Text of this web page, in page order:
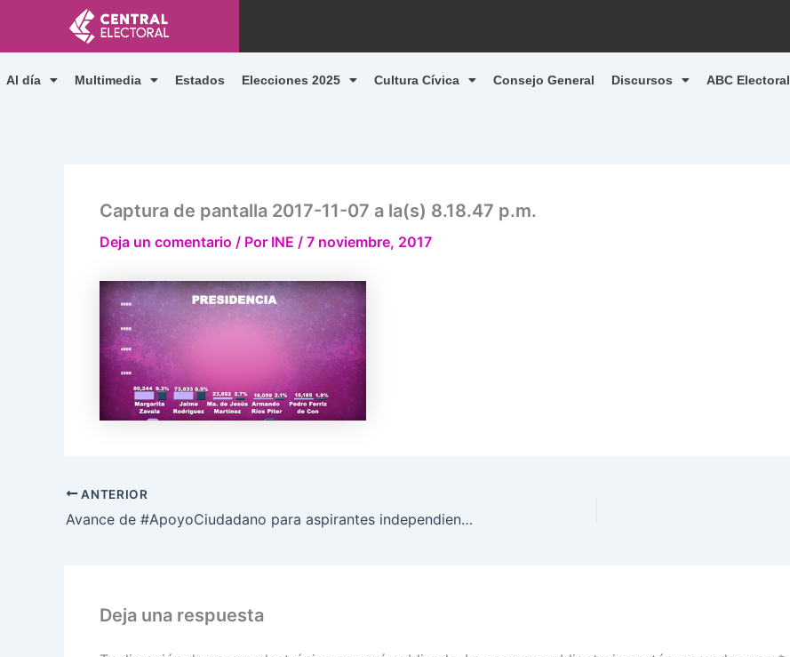
contenido
Al día Multimedia Estados Elecciones 2025 Cultura Cívica Consejo General Discursos ABC Electoral
Captura de pantalla 2017-11-07 a la(s) 8.18.47 p.m.
Deja un comentario / Por INE / 7 noviembre, 2017
ANTERIOR
Avance de #ApoyoCiudadano para aspirantes independientes a cargos federales
Deja una respuesta